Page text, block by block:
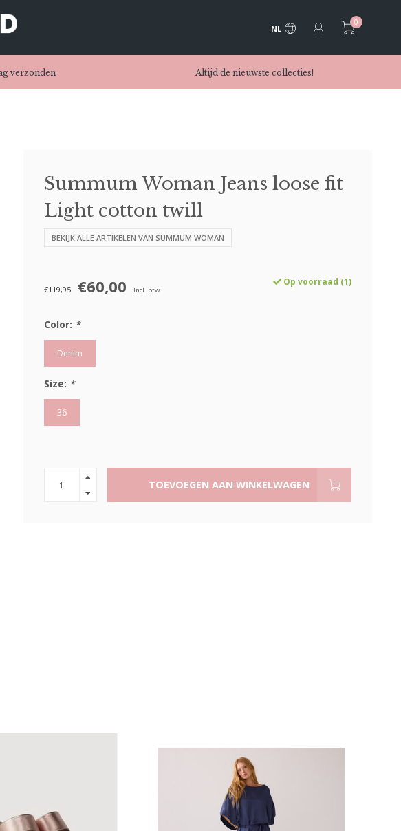
NL
0
verzonden Altijd de nieuwste collecties!
Summum Woman Jeans loose fit
Light cotton twill
BEKIJK ALLE ARTIKELEN VAN SUMMUM WOMAN
€119,95 €60,00 Incl. btw
Op voorraad (1)
Color: *
Denim
Size: *
36
TOEVOEGEN AAN WINKELWAGEN